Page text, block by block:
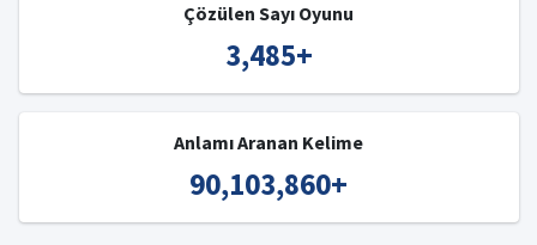
Çözülen Sayı Oyunu
3,485+
Anlamı Aranan Kelime
90,103,860+